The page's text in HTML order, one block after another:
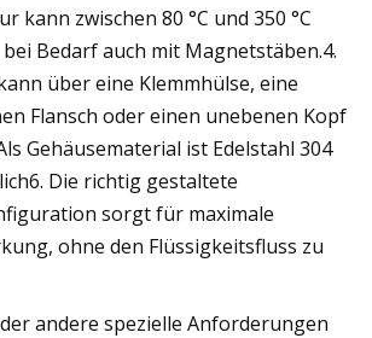
kann zwischen 80 °C und 350 °C
Bedarf auch mit Magnetstäben.4.
über eine Klemmhülse, eine
Flansch oder einen unebenen Kopf
Gehäusematerial ist Edelstahl 304
Die richtig gestaltete
sorgt für maximale
ohne den Flüssigkeitsfluss zu
andere spezielle Anforderungen